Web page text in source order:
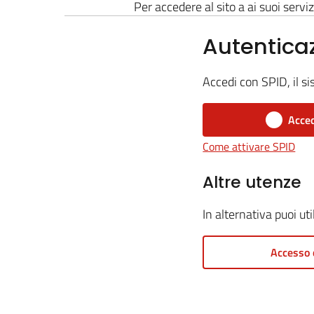
Per accedere al sito a ai suoi
Accedi con SPID, il
Come attivare SPID
Altre utenze
In alternativa puoi